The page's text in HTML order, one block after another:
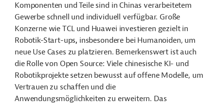
Komponenten und Teile sind in Chinas verarbeitetem
Gewerbe schnell und individuell verfügbar. Große
Konzerne wie TCL und Huawei investieren gezielt in
Robotik-Start-ups, insbesondere bei Humanoiden, um
neue Use Cases zu platzieren. Bemerkenswert ist auch
die Rolle von Open Source: Viele chinesische KI- und
Robotikprojektesetzen bewusst auf offene Modelle, um
Vertrauen zu schaffen und die
Anwendungsmöglichkeiten zu erweitern. Das